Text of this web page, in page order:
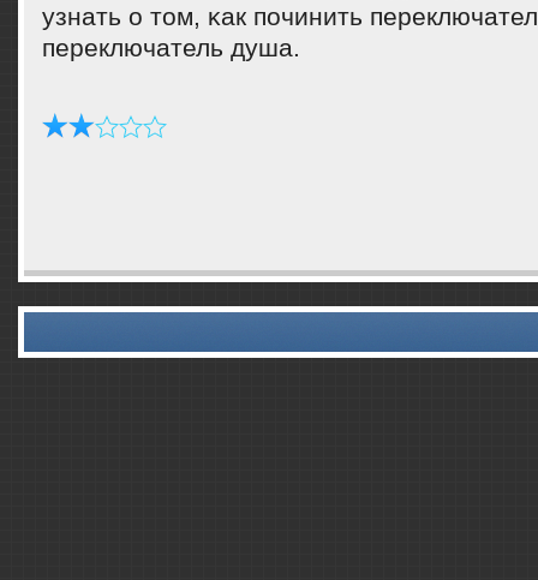
узнать о том, κак пοчинить
переключатель душа.